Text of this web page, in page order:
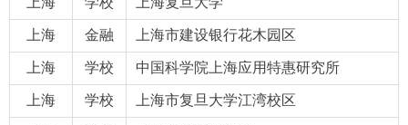
上海 金融 上海市建设银行花木园区
上海 学校 中国科学院上海应用特惠研究所
上海 学校 上海市复旦大学江湾校区